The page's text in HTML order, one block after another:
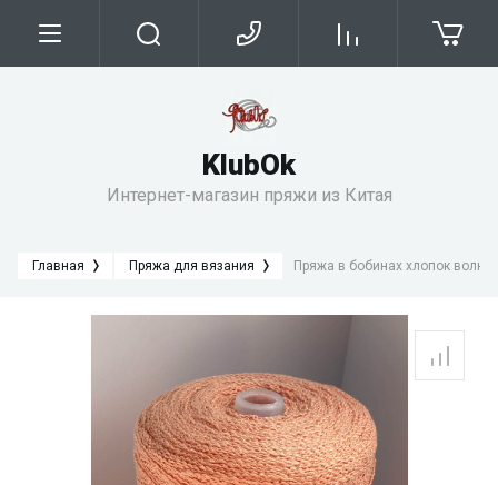
KlubОk
Интернет-магазин пряжи из Китая
Главная Пряжа для вязания Пряжа в бобинах хлопок